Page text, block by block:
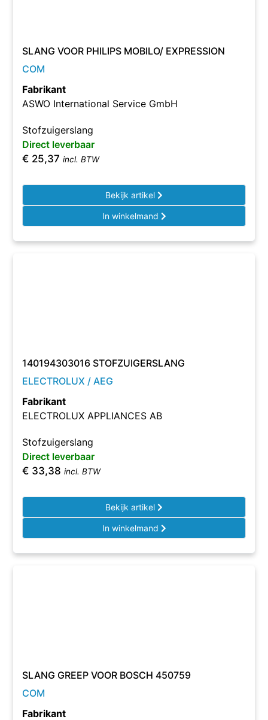
SLANG VOOR PHILIPS MOBILO/ EXPRESSION
COM
Fabrikant
ASWO International Service GmbH
Stofzuigerslang
Direct leverbaar
€ 25,37 incl. BTW
Bekijk artikel
In winkelmand
140194303016 STOFZUIGERSLANG
ELECTROLUX / AEG
Fabrikant
ELECTROLUX APPLIANCES AB
Stofzuigerslang
Direct leverbaar
€ 33,38 incl. BTW
Bekijk artikel
In winkelmand
SLANG GREEP VOOR BOSCH 450759
COM
Fabrikant